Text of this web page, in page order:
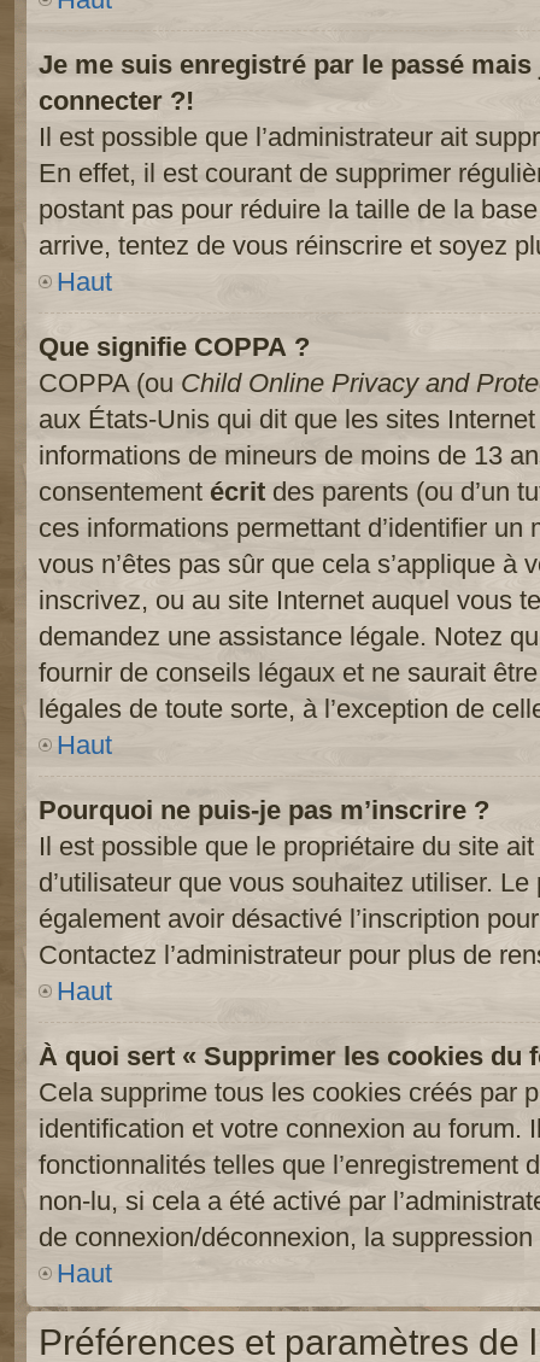
Je me suis enregistré par le passé
connecter ?!
Il est possible que l’administrateur ait
En effet, il est courant de supprimer
postant pas pour réduire la taille de la
arrive, tentez de vous réinscrire et soyez
Haut
Que signifie COPPA ?
COPPA (ou Child Online Privacy and
aux États-Unis qui dit que les sites
informations de mineurs de moins de 13
consentement écrit des parents (ou d’un
ces informations permettant d’identifier
vous n’êtes pas sûr que cela s’applique à
inscrivez, ou au site Internet auquel vous
demandez une assistance légale. Notez
fournir de conseils légaux et ne saurait
légales de toute sorte, à l’exception de
Haut
Pourquoi ne puis-je pas m’inscrire ?
Il est possible que le propriétaire du site
d’utilisateur que vous souhaitez utiliser.
également avoir désactivé l’inscription
Contactez l’administrateur pour plus de
Haut
À quoi sert « Supprimer les cookies du
Cela supprime tous les cookies créés par
identification et votre connexion au forum.
fonctionnalités telles que l’enregistrement
non-lu, si cela a été activé par
de connexion/déconnexion, la
Haut
Préférences et paramètres de